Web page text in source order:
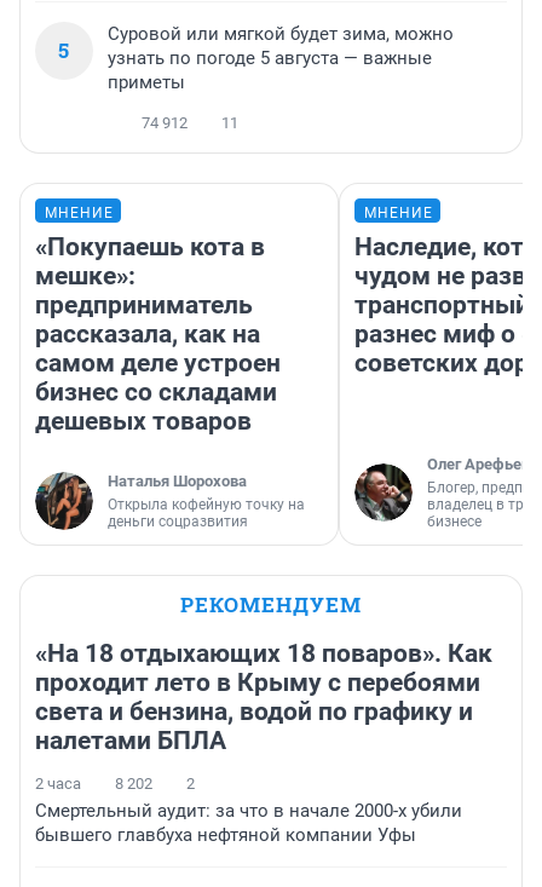
5
Суровой или мягкой будет зима, можно
узнать по погоде 5 августа — важные
приметы
74 912 11
МНЕНИЕ
«Покупаешь кота в
мешке»:
предприниматель
рассказала, как на
самом деле устроен
бизнес со складами
дешевых товаров
Наталья Шорохова
Открыла кофейную точку на
деньги соцразвития
МНЕНИЕ
Наследие,
чудом не
транспортный
разнес миф о
советских
Олег Арефьев
Блогер,
владелец в
бизнесе
РЕКОМЕНДУЕМ
«На 18 отдыхающих 18 поваров». Как
проходит лето в Крыму с перебоями
света и бензина, водой по графику и
налетами БПЛА
2 часа 8 202 2
Смертельный аудит: за что в начале 2000-х убили
бывшего главбуха нефтяной компании Уфы